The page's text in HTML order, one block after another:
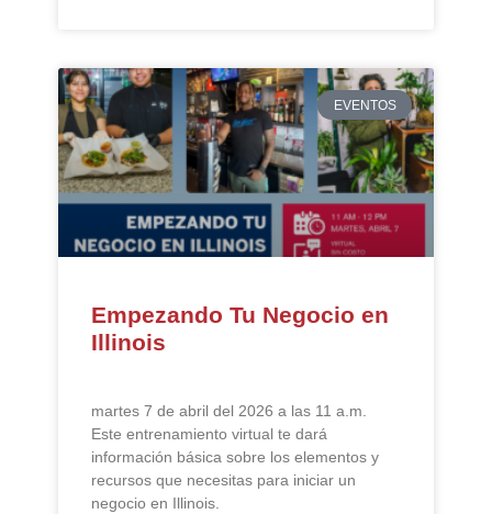
EVENTOS
Empezando Tu Negocio en
Illinois
martes 7 de abril del 2026 a las 11 a.m.
Este entrenamiento virtual te dará
información básica sobre los elementos y
recursos que necesitas para iniciar un
negocio en Illinois.